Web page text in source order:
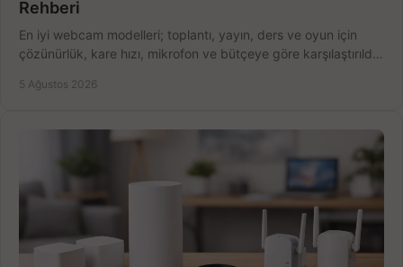
Rehberi
En iyi webcam modelleri; toplantı, yayın, ders ve oyun için
çözünürlük, kare hızı, mikrofon ve bütçeye göre karşılaştırıldı.
5 Ağustos 2026